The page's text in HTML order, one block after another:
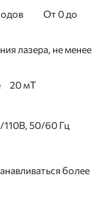
От 0 до
лазера, не менее
20 мТ
50/60 Гц
более